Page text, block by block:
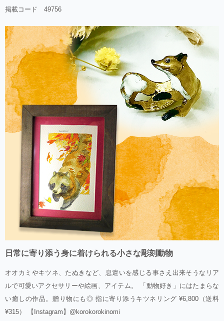
掲載コード 49756
日常に寄り添う身に着けられる小さな彫刻動物
オオカミやキツネ、たぬきなど、息遣いを感じる事さえ出来そうなリア
ルで可愛いアクセサリーや絵画、アイテム。 「動物好き」にはたまらな
い癒しの作品。贈り物にも◎ 指に寄り添うキツネリング ¥6,800（送料
¥315） 【Instagram】@korokorokinomi